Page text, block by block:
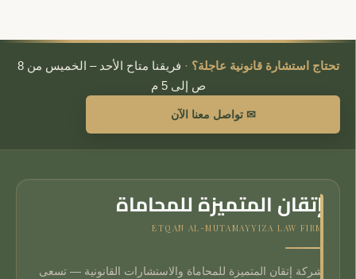
تحتاج استشارة قانونية عاجلة؟ ·
فريقنا متاح الأحد – الخميس من 8
ص إلى 5 م
✉ تواصل معنا الآن
إتقان المتميزة للمحاماة
ETQAN AL-MUTAMAYYIZA LAW FIRM
شركة إتقان المتميزة للمحاماة والاستشارات القانونية — تسعى